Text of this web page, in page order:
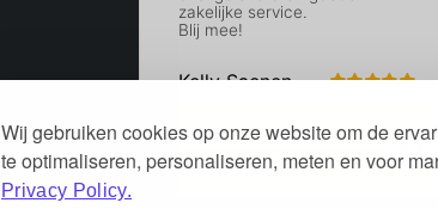
Wij gebruiken cookies op onze website om de
te optimaliseren, personaliseren, meten en voor
Privacy Policy.